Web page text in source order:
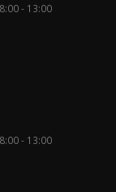
- 13:00
- 13:00